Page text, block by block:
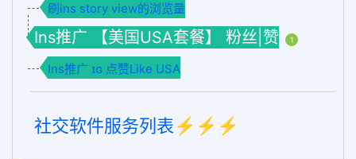
刷ins story view的浏览量
Ins推广 【美国USA套餐】 粉丝|赞 1
Ins推广 ɪɢ 点赞Like USA
社交软件服务列表⚡️⚡️⚡️